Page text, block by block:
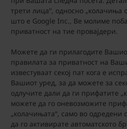
трети лица“, односно „колачиња
што е Google Inc., Ве молиме
приватност на тие провајдери.
Можете да ги прилагодите
правилата за приватност на
известуваат секој пат кога е
Вашиот уред, за да можете за
одлучите дали да ги прифатите
можете да го оневозможите
„колачињата“, само во одредени
да го активирате автоматското